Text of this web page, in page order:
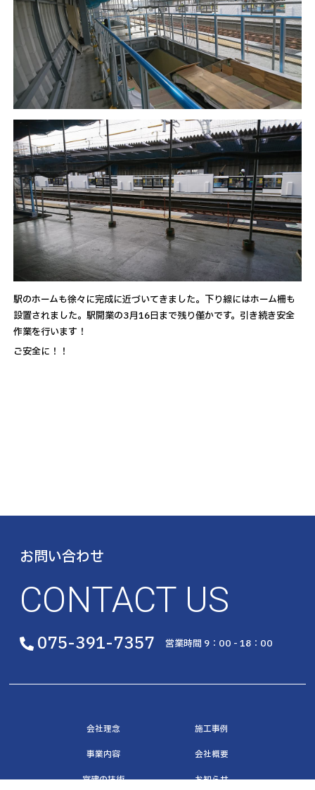
駅のホームも徐々に完成に近づいてきました。下り線にはホーム柵も
設置されました。駅開業の3月16日まで残り僅かです。引き続き安全
作業を行います！
ご安全に！！
お問い合わせ
CONTACT US
075-391-7357 営業時間 9：00 - 18：00
会社理念 施工事例
事業内容 会社概要
宮建の技術 お知らせ